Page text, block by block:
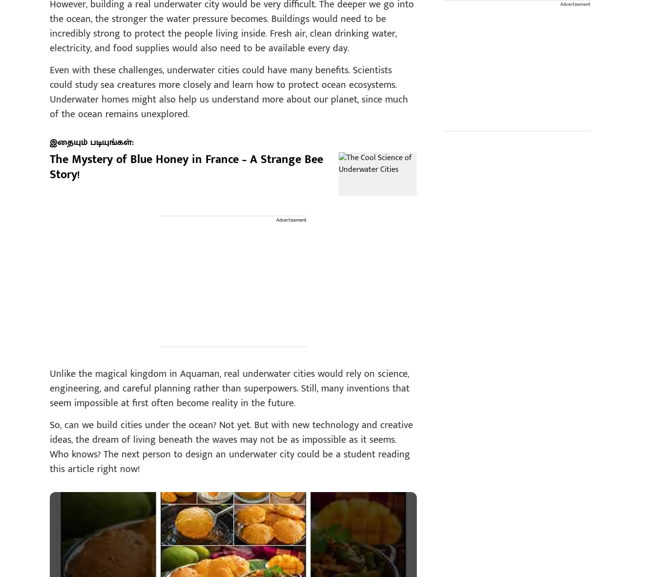
However, building a real underwater city would be very difficult. The deeper we go into
the ocean, the stronger the water pressure becomes. Buildings would need to be
incredibly strong to protect the people living inside. Fresh air, clean drinking water,
electricity, and food supplies would also need to be available every day.
Even with these challenges, underwater cities could have many benefits. Scientists
could study sea creatures more closely and learn how to protect ocean ecosystems.
Underwater homes might also help us understand more about our planet, since much
of the ocean remains unexplored.
இதையும் படியுங்கள்:
The Mystery of Blue Honey in France – A Strange Bee
Story!
Advertisement
Unlike the magical kingdom in Aquaman, real underwater cities would rely on science,
engineering, and careful planning rather than superpowers. Still, many inventions that
seem impossible at first often become reality in the future.
So, can we build cities under the ocean? Not yet. But with new technology and creative
ideas, the dream of living beneath the waves may not be as impossible as it seems.
Who knows? The next person to design an underwater city could be a student reading
this article right now!
Advertisement